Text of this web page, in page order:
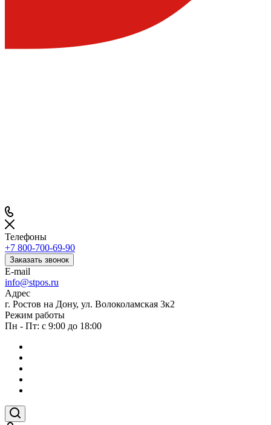
Телефоны
+7 800-700-69-90
Заказать звонок
E-mail
info@stpos.ru
Адрес
г. Ростов на Дону, ул. Волоколамская 3к2
Режим работы
Пн - Пт: с 9:00 до 18:00